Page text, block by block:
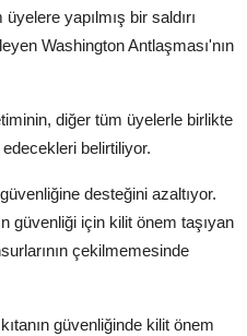
yapılmış bir saldırı
Washington Antlaşması'nın
diğer tüm üyelerle birlikte
edecekleri belirtiliyor.
desteğini azaltıyor.
güvenliği için kilit önem taşıyan
çekilmemesinde
güvenliğinde kilit önem